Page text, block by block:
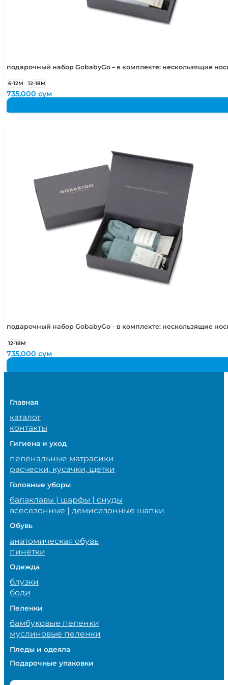
подарочный набор GobabyGo – в комплекте: нескользящие
6-12М 12-18М
735,000сум
подарочный набор GobabyGo – в комплекте: нескользящие
12-18М
735,000сум
Главная
каталог
контакты
Гигиена и уход
пеленальные матрасики
расчески, кусачки, щетки
Головные уборы
балаклавы | шарфы | снуды
всесезонные | демисезонные шапки
Обувь
анатомическая обувь
пинетки
Одежда
блузки
боди
Пеленки
бамбуковые пеленки
муслиновые пеленки
Пледы и одеяла
Подарочные упаковки